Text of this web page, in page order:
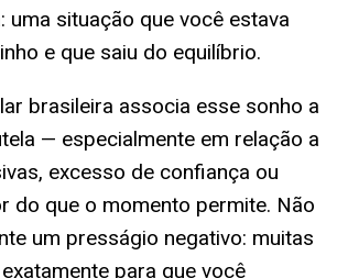
uma situação que você estava
e que saiu do equilíbrio.
brasileira associa esse sonho a
— especialmente em relação a
excesso de confiança ou
do que o momento permite. Não
um presságio negativo: muitas
para que você